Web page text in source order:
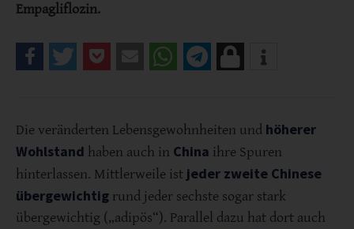
Empagliflozin.
Die veränderten Lebensgewohnheiten und höherer
Wohlstand haben auch in China ihre Spuren
hinterlassen. Mittlerweile ist jeder zweite Chinese
übergewichtig rund jeder sechste sogar stark
übergewichtig („adipös“). Parallel dazu hat dort auch